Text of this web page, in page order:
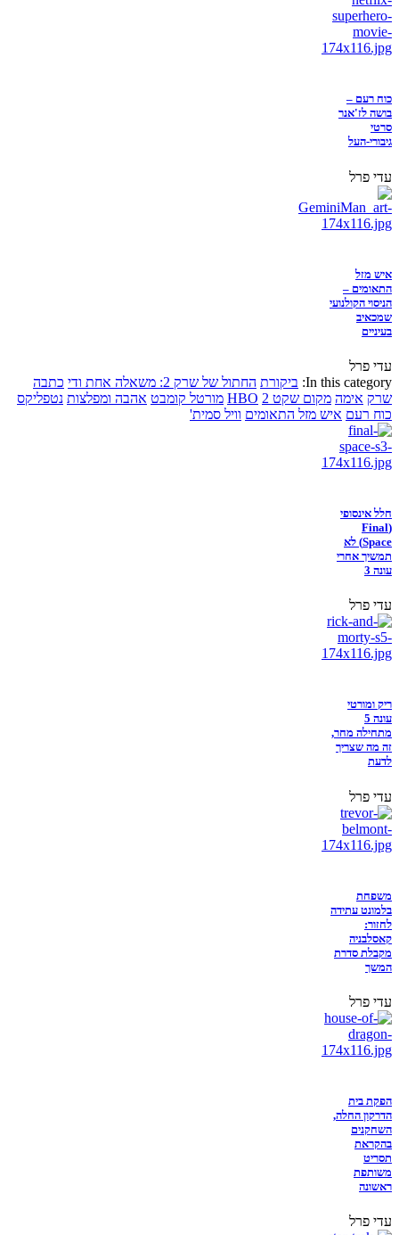
כוח רעם –
בושה לז'אנר
סרטי
גיבורי-העל
עדי פרל
איש מזל
התאומים –
הניסוי הקולנועי
שמכאיב
בעיניים
עדי פרל
In this category: ביקורת החתול של שרק 2: משאלה אחת ודי
כתבה
שרק אימה מקום שקט 2 HBO מורטל קומבט אהבה ומפלצות נטפליקס
כוח רעם איש מזל התאומים וויל סמית'
חלל אינסופי
(Final
Space) לא
תמשיך אחרי
עונה 3
עדי פרל
ריק ומורטי
עונה 5
מתחילה מחר,
זה מה שצריך
לדעת
עדי פרל
משפחת
בלמונט עתידה
לחזור:
קאסלבניה
מקבלת סדרת
המשך
עדי פרל
הפקת בית
הדרקון החלה,
השחקנים
בהקראת
תסריט
משותפת
ראשונה
עדי פרל